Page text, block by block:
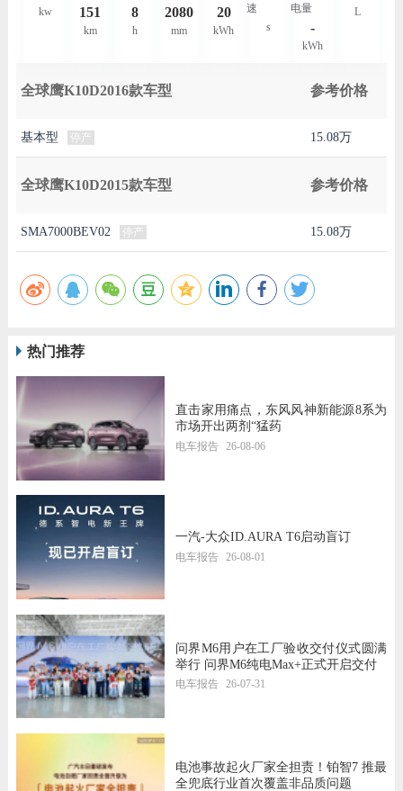
kw
151
km
8
h
2080
mm
20
kWh
速
s
电量
-
kWh
L
全球鹰K10D2016款车型 参考价格
基本型 停产 15.08万
全球鹰K10D2015款车型 参考价格
SMA7000BEV02 停产 15.08万
热门推荐
直击家用痛点，东风风神新能源8系为
市场开出两剂“猛药
电车报告 26-08-06
一汽-大众ID.AURA T6启动盲订
电车报告 26-08-01
问界M6用户在工厂验收交付仪式圆满
举行 问界M6纯电Max+正式开启交付
电车报告 26-07-31
电池事故起火厂家全担责！铂智7 推最
全兜底行业首次覆盖非品质问题